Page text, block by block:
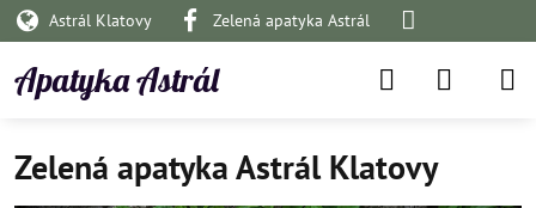
Astrál Klatovy Zelená apatyka Astrál
Apatyka Astrál
Zelená apatyka Astrál Klatovy